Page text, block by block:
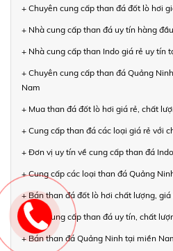
+ Chuyên cung cấp than đá đốt lò hơi
+ Nhà cung cấp than đá uy tín hàng
+ Nhà cung cấp than Indo giá rẻ uy tín
+ Chuyên cung cấp than đá Quảng
Nam
+ Mua than đá đốt lò hơi giá rẻ, chất
+ Cung cấp than đá các loại giá rẻ với
+ Đơn vị uy tín về cung cấp than đá
+ Cung cấp các loại than đá Quảng
+ Bán than đá đốt lò hơi chất lượng,
+ Nhà cung cấp than đá uy tín, chất
+ Bán than đá Quảng Ninh tại miền